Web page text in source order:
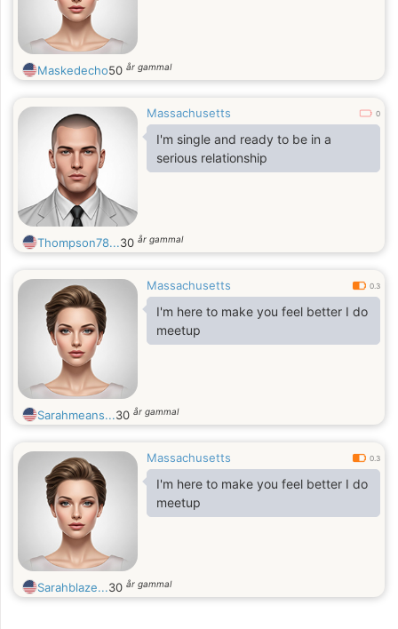
Maskedecho50 år gammal
Massachusetts 0
I'm single and ready to be in a
serious relationship
Thompson78...30 år gammal
Massachusetts 0.3
I'm here to make you feel better I do
meetup
Sarahmeans...30 år gammal
Massachusetts 0.3
I'm here to make you feel better I do
meetup
Sarahblaze...30 år gammal